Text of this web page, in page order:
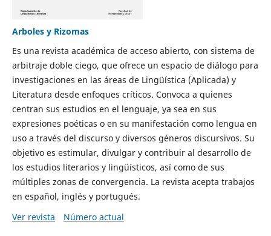
Arboles y Rizomas
Es una revista académica de acceso abierto, con sistema de
arbitraje doble ciego, que ofrece un espacio de diálogo para
investigaciones en las áreas de Lingüística (Aplicada) y
Literatura desde enfoques críticos. Convoca a quienes
centran sus estudios en el lenguaje, ya sea en sus
expresiones poéticas o en su manifestación como lengua en
uso a través del discurso y diversos géneros discursivos. Su
objetivo es estimular, divulgar y contribuir al desarrollo de
los estudios literarios y lingüísticos, así como de sus
múltiples zonas de convergencia. La revista acepta trabajos
en español, inglés y portugués.
Ver revista
Número actual